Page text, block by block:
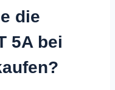
die
5A bei